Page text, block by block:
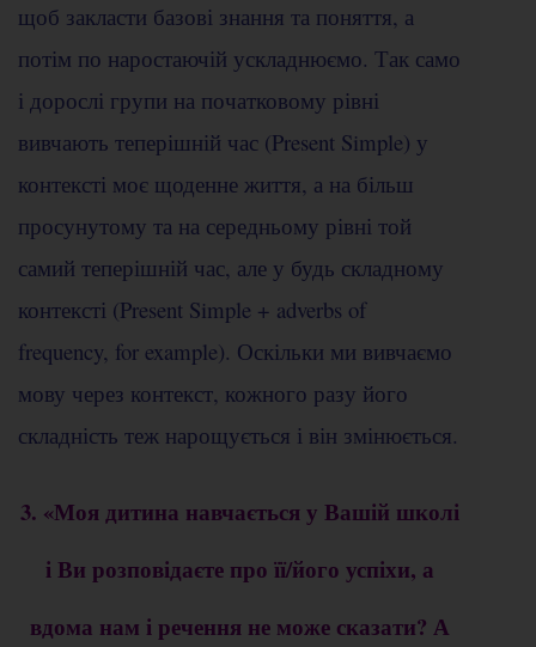
щоб закласти базові знання та поняття, а
потім по наростаючій ускладнюємо. Так само
і дорослі групи на початковому рівні
вивчають теперішній час (Present Simple) у
контексті моє щоденне життя, а на більш
просунутому та на середньому рівні той
самий теперішній час, але у будь складному
контексті (Present Simple + adverbs of
frequency, for example). Оскільки ми вивчаємо
мову через контекст, кожного разу його
складність теж нарощується і він змінюється.
3. «Моя дитина навчається у Вашій школі
і Ви розповідаєте про її/його успіхи, а
вдома нам і речення не може сказати? А